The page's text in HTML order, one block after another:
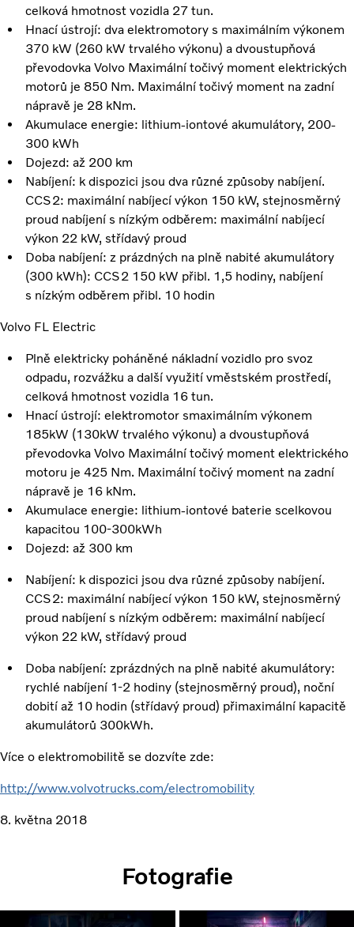
celková hmotnost vozidla 27 tun.
Hnací ústrojí: dva elektromotory s maximálním výkonem
370 kW (260 kW trvalého výkonu) a dvoustupňová
převodovka Volvo Maximální točivý moment elektrických
motorů je 850 Nm. Maximální točivý moment na zadní
nápravě je 28 kNm.
Akumulace energie: lithium-iontové akumulátory, 200-
300 kWh
Dojezd: až 200 km
Nabíjení: k dispozici jsou dva různé způsoby nabíjení.
CCS2: maximální nabíjecí výkon 150 kW, stejnosměrný
proud nabíjení s nízkým odběrem: maximální nabíjecí
výkon 22 kW, střídavý proud
Doba nabíjení: z prázdných na plně nabité akumulátory
(300 kWh): CCS2 150 kW přibl. 1,5 hodiny, nabíjení
s nízkým odběrem přibl. 10 hodin
Volvo FL Electric
Plně elektricky poháněné nákladní vozidlo pro svoz
odpadu, rozvážku a další využití vměstském prostředí,
celková hmotnost vozidla 16 tun.
Hnací ústrojí: elektromotor smaximálním výkonem
185kW (130kW trvalého výkonu) a dvoustupňová
převodovka Volvo Maximální točivý moment elektrického
motoru je 425 Nm. Maximální točivý moment na zadní
nápravě je 16 kNm.
Akumulace energie: lithium-iontové baterie scelkovou
kapacitou 100-300kWh
Dojezd: až 300 km
Nabíjení: k dispozici jsou dva různé způsoby nabíjení.
CCS2: maximální nabíjecí výkon 150 kW, stejnosměrný
proud nabíjení s nízkým odběrem: maximální nabíjecí
výkon 22 kW, střídavý proud
Doba nabíjení: zprázdných na plně nabité akumulátory:
rychlé nabíjení 1-2 hodiny (stejnosměrný proud), noční
dobití až 10 hodin (střídavý proud) přimaximální kapacitě
akumulátorů 300kWh.
Více o elektromobilitě se dozvíte zde:
http://www.volvotrucks.com/electromobility
8. května 2018
Fotografie